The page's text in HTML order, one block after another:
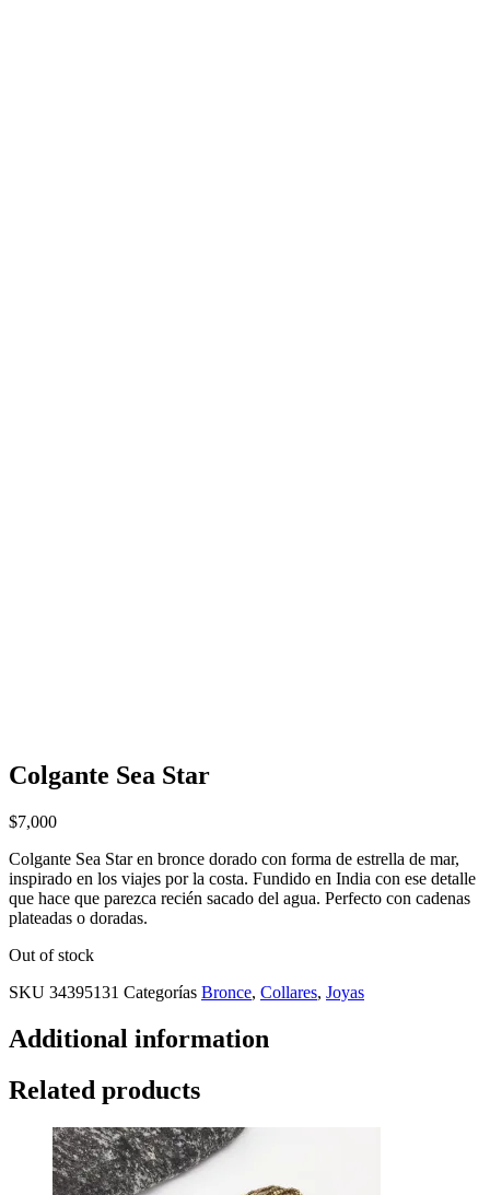
Colgante Sea Star
$7,000
Colgante Sea Star en bronce dorado con forma de estrella de mar,
inspirado en los viajes por la costa. Fundido en India con ese detalle
que hace que parezca recién sacado del agua. Perfecto con cadenas
plateadas o doradas.
Out of stock
SKU 34395131 Categorías Bronce, Collares, Joyas
Additional information
Related products